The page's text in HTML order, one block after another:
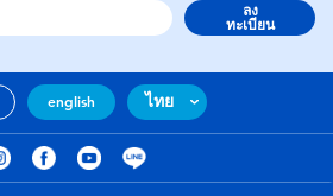
ลง
ทะเบียน
english ไทย